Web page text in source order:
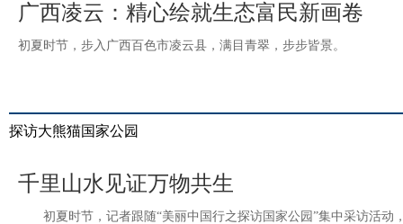
广西凌云：精心绘就生态富民新画卷
初夏时节，步入广西百色市凌云县，满目青翠，步步皆景。
探访大熊猫国家公园
千里山水见证万物共生
初夏时节，记者跟随“美丽中国行之探访国家公园”集中采访活动